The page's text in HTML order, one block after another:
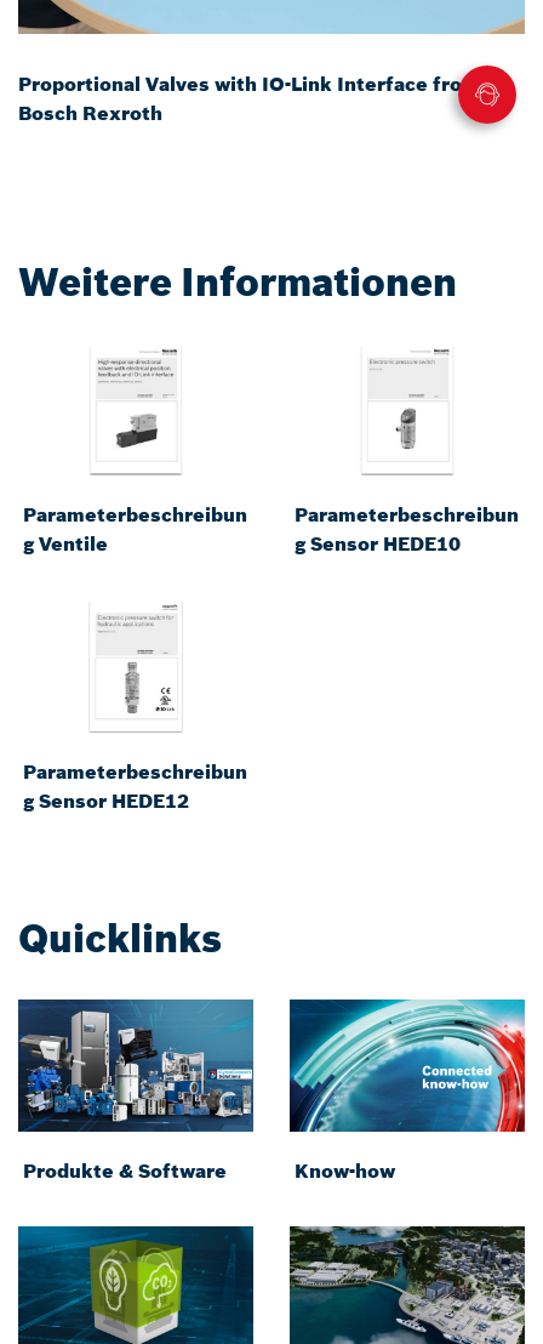
Proportional Valves with IO-Link Interface from
Bosch Rexroth
Weitere Informationen
Parameterbeschreibun
g Ventile
Parameterbeschreibun
g Sensor HEDE10
Parameterbeschreibun
g Sensor HEDE12
Quicklinks
Produkte & Software Know-how